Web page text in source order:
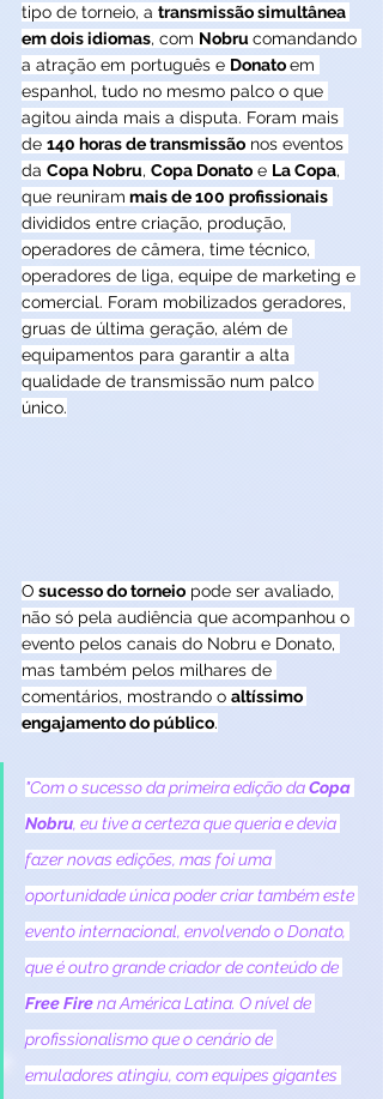
tipo de torneio, a transmissão simultânea
em dois idiomas, com Nobru comandando
a atração em português e Donato em
espanhol, tudo no mesmo palco o que
agitou ainda mais a disputa. Foram mais
de 140 horas de transmissão nos eventos
da Copa Nobru, Copa Donato e La Copa,
que reuniram mais de 100 profissionais
divididos entre criação, produção,
operadores de câmera, time técnico,
operadores de liga, equipe de marketing e
comercial. Foram mobilizados geradores,
gruas de última geração, além de
equipamentos para garantir a alta
qualidade de transmissão num palco
único.
O sucesso do torneio pode ser avaliado,
não só pela audiência que acompanhou o
evento pelos canais do Nobru e Donato,
mas também pelos milhares de
comentários, mostrando o altíssimo
engajamento do público.
"Com o sucesso da primeira edição da Copa
Nobru, eu tive a certeza que queria e devia
fazer novas edições, mas foi uma
oportunidade única poder criar também este
evento internacional, envolvendo o Donato,
que é outro grande criador de conteúdo de
Free Fire na América Latina. O nível de
profissionalismo que o cenário de
emuladores atingiu, com equipes gigantes